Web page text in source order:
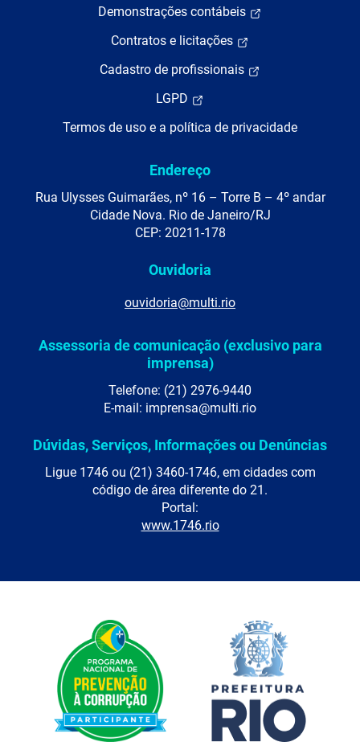
Demonstrações contábeis
Contratos e licitações
Cadastro de profissionais
LGPD
Termos de uso e a política de privacidade
Endereço
Rua Ulysses Guimarães, nº 16 – Torre B – 4º andar
Cidade Nova. Rio de Janeiro/RJ
CEP: 20211-178
Ouvidoria
ouvidoria@multi.rio
Assessoria de comunicação (exclusivo para
imprensa)
Telefone: (21) 2976-9440
E-mail: imprensa@multi.rio
Dúvidas, Serviços, Informações ou Denúncias
Ligue 1746 ou (21) 3460-1746, em cidades com
código de área diferente do 21.
Portal:
www.1746.rio